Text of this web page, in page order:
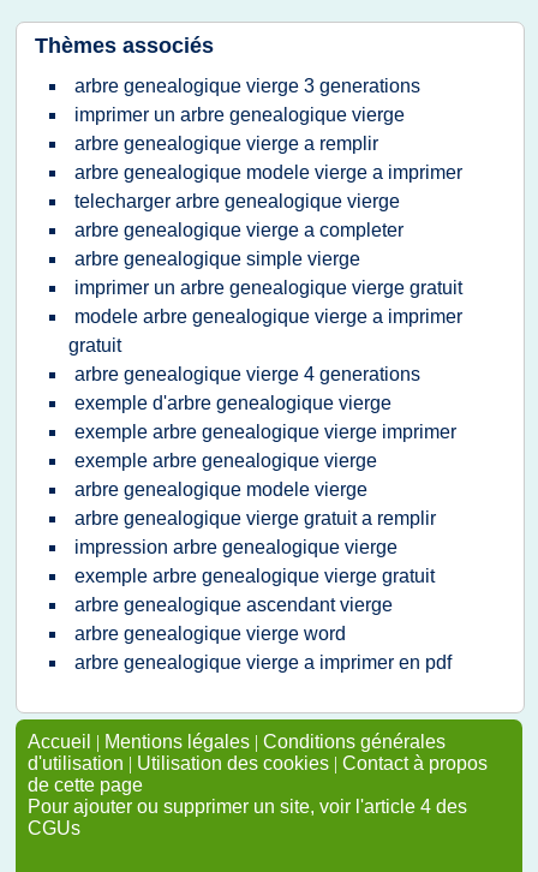
Thèmes associés
arbre genealogique vierge 3 generations
imprimer un arbre genealogique vierge
arbre genealogique vierge a remplir
arbre genealogique modele vierge a imprimer
telecharger arbre genealogique vierge
arbre genealogique vierge a completer
arbre genealogique simple vierge
imprimer un arbre genealogique vierge gratuit
modele arbre genealogique vierge a imprimer
gratuit
arbre genealogique vierge 4 generations
exemple d'arbre genealogique vierge
exemple arbre genealogique vierge imprimer
exemple arbre genealogique vierge
arbre genealogique modele vierge
arbre genealogique vierge gratuit a remplir
impression arbre genealogique vierge
exemple arbre genealogique vierge gratuit
arbre genealogique ascendant vierge
arbre genealogique vierge word
arbre genealogique vierge a imprimer en pdf
Accueil | Mentions légales | Conditions générales
d'utilisation | Utilisation des cookies | Contact à propos
de cette page
Pour ajouter ou supprimer un site, voir l'article 4 des
CGUs